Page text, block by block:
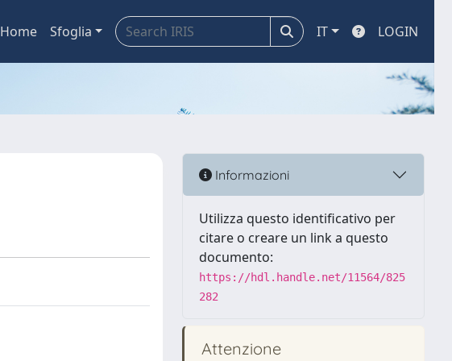
Home Sfoglia IT LOGIN
Informazioni
Utilizza questo identificativo per
citare o creare un link a questo
documento:
https://hdl.handle.net/11564/825
282
Attenzione